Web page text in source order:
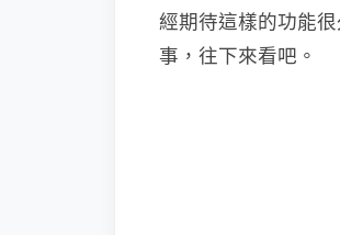
經期待這樣的功能
事，往下來看吧。